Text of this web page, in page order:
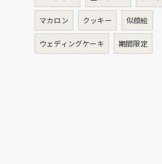
マカロン クッキー 似顔絵
ウェディングケーキ 期間限定